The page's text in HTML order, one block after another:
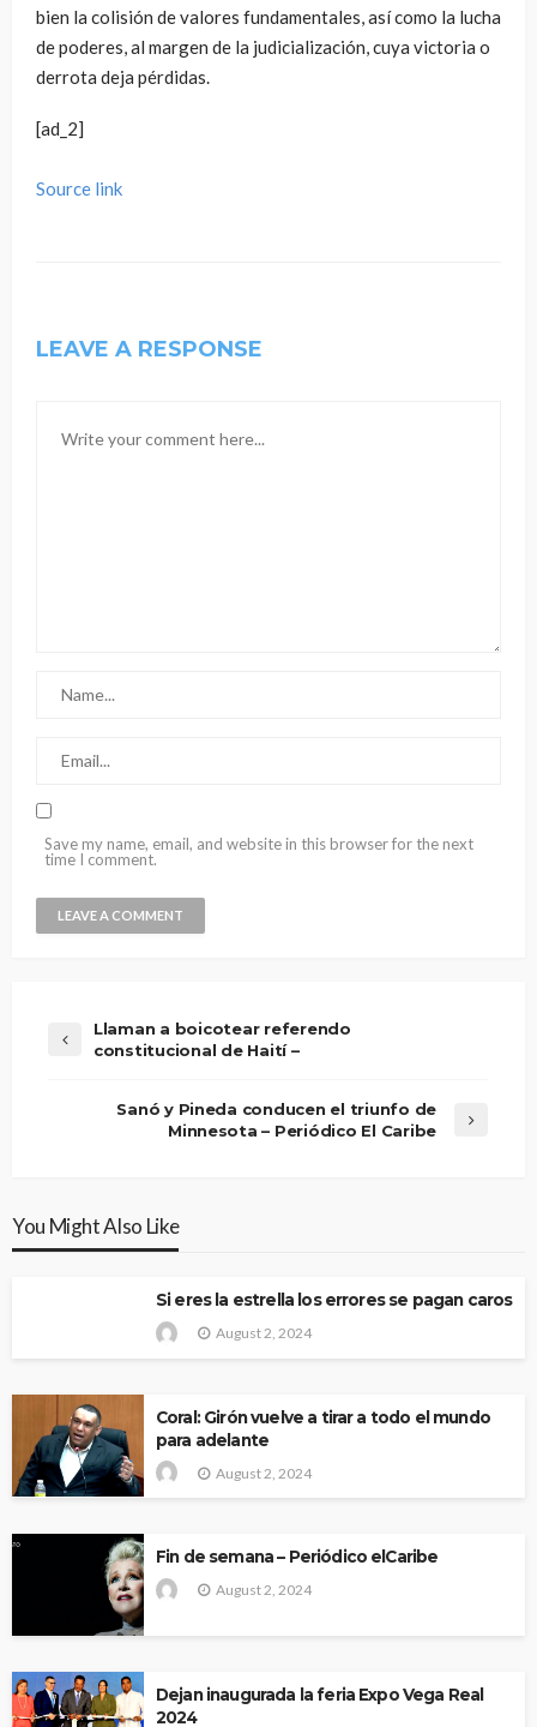
bien la colisión de valores fundamentales, así como la lucha
de poderes, al margen de la judicialización, cuya victoria o
derrota deja pérdidas.
[ad_2]
Source link
LEAVE A RESPONSE
Save my name, email, and website in this browser for the next
time I comment.
Llaman a boicotear referendo
constitucional de Haití –
Sanó y Pineda conducen el triunfo de
Minnesota – Periódico El Caribe
You Might Also Like
Si eres la estrella los errores se pagan caros
August 2, 2024
Coral: Girón vuelve a tirar a todo el mundo
para adelante
August 2, 2024
Fin de semana – Periódico elCaribe
August 2, 2024
Dejan inaugurada la feria Expo Vega Real
2024